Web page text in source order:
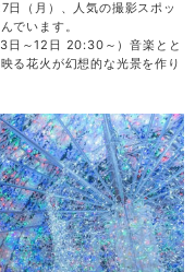
（月）、人気の撮影スポッ
でいます。
～12日 20:30～）音楽とと
る花火が幻想的な光景を作り